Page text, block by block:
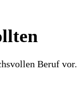
Beruf vor.